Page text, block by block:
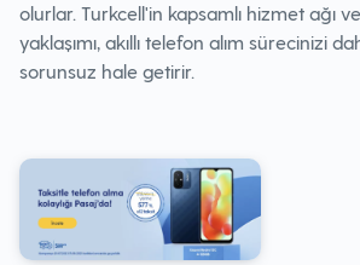
olurlar. Turkcell'in kapsamlı hizmet ağı
yaklaşımı, akıllı telefon alım sürecinizi
sorunsuz hale getirir.